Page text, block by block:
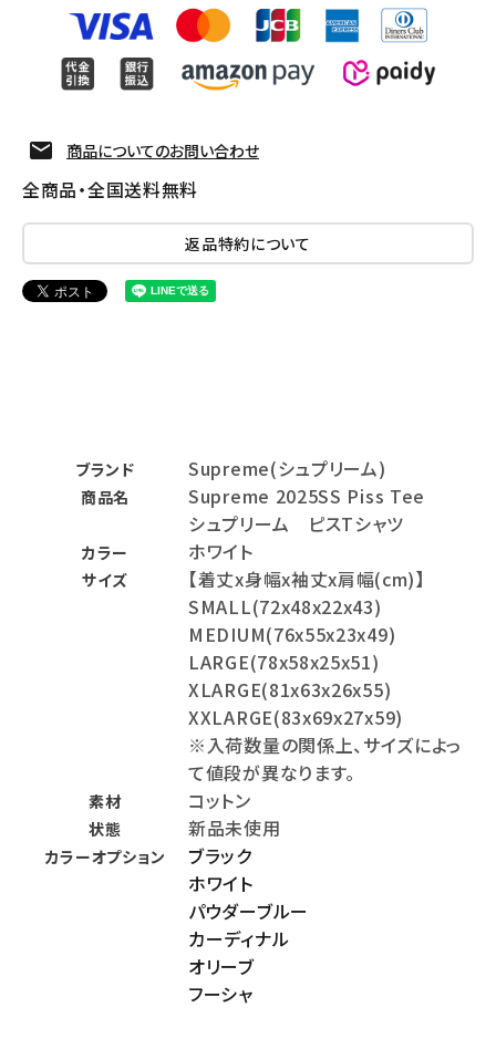
Follow us
商品についてのお問い合わせ
全商品・全国送料無料
返品特約について
ブランド Supreme(シュプリーム)
商品名
Supreme 2025SS Piss Tee
シュプリーム ピスTシャツ
カラー ホワイト
サイズ
【着丈x身幅x袖丈x肩幅(cm)】
SMALL(72x48x22x43)
MEDIUM(76x55x23x49)
LARGE(78x58x25x51)
XLARGE(81x63x26x55)
XXLARGE(83x69x27x59)
※入荷数量の関係上、サイズによっ
て値段が異なります。
素材 コットン
状態 新品未使用
カラーオプション
ブラック
ホワイト
パウダーブルー
カーディナル
オリーブ
フーシャ